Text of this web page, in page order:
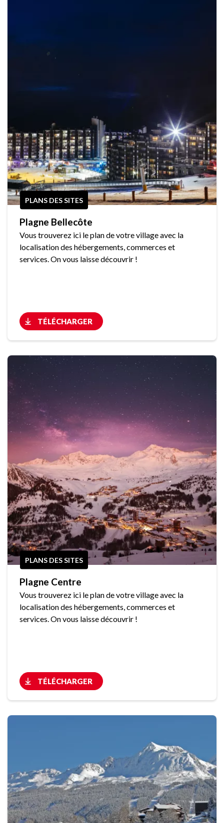
PLANS DES SITES
Plagne Bellecôte
Vous trouverez ici le plan de votre village avec la
localisation des hébergements, commerces et
services. On vous laisse découvrir !
TÉLÉCHARGER
PLANS DES SITES
Plagne Centre
Vous trouverez ici le plan de votre village avec la
localisation des hébergements, commerces et
services. On vous laisse découvrir !
TÉLÉCHARGER